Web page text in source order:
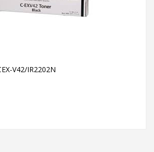
CANON CEX-
V42/IR2202N